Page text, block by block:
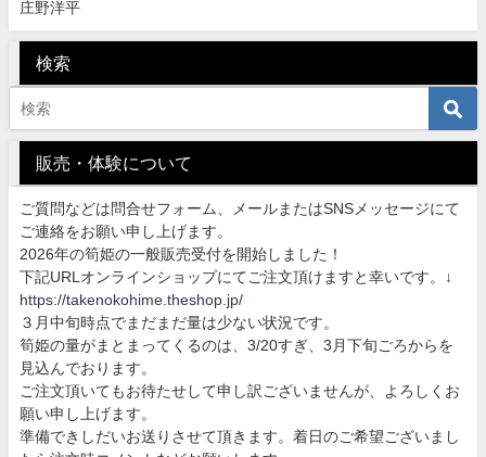
庄野洋平
検索
販売・体験について
ご質問などは問合せフォーム、メールまたはSNSメッセージにて
ご連絡をお願い申し上げます。
2026年の筍姫の一般販売受付を開始しました！
下記URLオンラインショップにてご注文頂けますと幸いです。↓
https://takenokohime.theshop.jp/
３月中旬時点でまだまだ量は少ない状況です。
筍姫の量がまとまってくるのは、3/20すぎ、3月下旬ごろからを
見込んでおります。
ご注文頂いてもお待たせして申し訳ございませんが、よろしくお
願い申し上げます。
準備できしだいお送りさせて頂きます。着日のご希望ございまし